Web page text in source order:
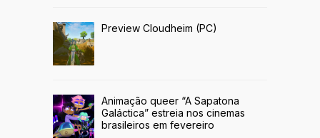
Preview Cloudheim (PC)
Animação queer “A Sapatona
Galáctica” estreia nos cinemas
brasileiros em fevereiro